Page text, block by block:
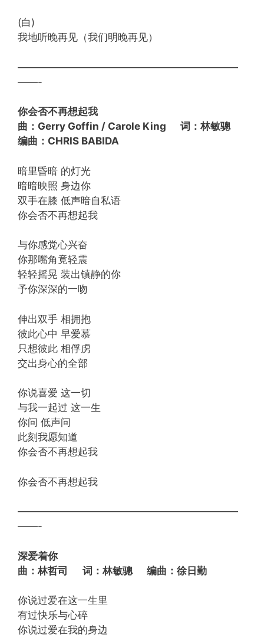
(白)
我地听晚再见（我们明晚再见）
——————————————————————
——-
你会否不再想起我
曲：Gerry Goffin / Carole King 词：林敏骢
编曲：CHRIS BABIDA
暗里昏暗 的灯光
暗暗映照 身边你
双手在膝 低声暗自私语
你会否不再想起我
与你感觉心兴奋
你那嘴角竟轻震
轻轻摇晃 装出镇静的你
予你深深的一吻
伸出双手 相拥抱
彼此心中 早爱慕
只想彼此 相俘虏
交出身心的全部
你说喜爱 这一切
与我一起过 这一生
你问 低声问
此刻我愿知道
你会否不再想起我
你会否不再想起我
——————————————————————
——-
深爱着你
曲：林哲司 词：林敏骢 编曲：徐日勤
你说过爱在这一生里
有过快乐与心碎
你说过爱在我的身边